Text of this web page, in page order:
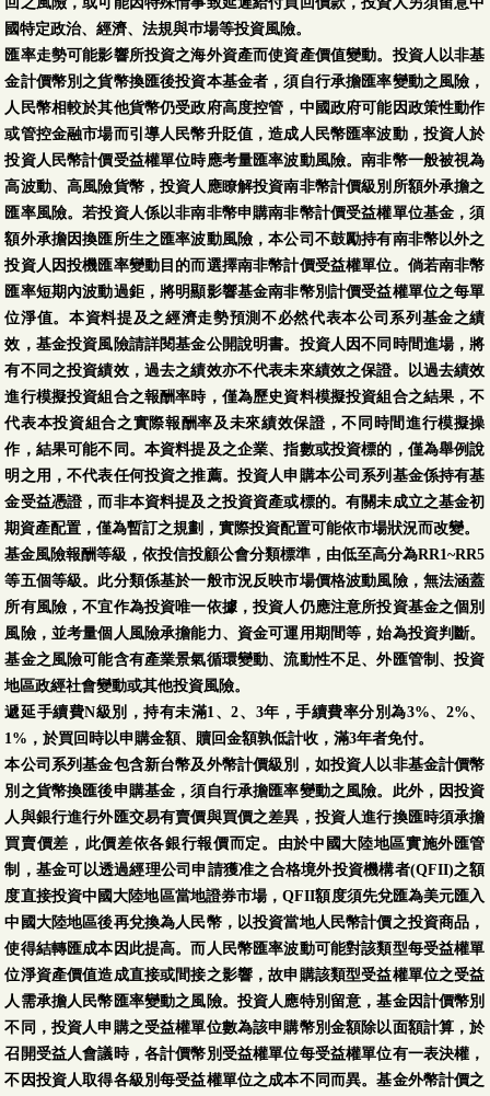
國特定政治、經濟、法規與巿場等投資風險。
匯率走勢可能影響所投資之海外資產而使資產價值變動。投資人以非基
金計價幣別之貨幣換匯後投資本基金者，須自行承擔匯率變動之風險，
人民幣相較於其他貨幣仍受政府高度控管，中國政府可能因政策性動作
或管控金融市場而引導人民幣升貶值，造成人民幣匯率波動，投資人於
投資人民幣計價受益權單位時應考量匯率波動風險。南非幣一般被視為
高波動、高風險貨幣，投資人應瞭解投資南非幣計價級別所額外承擔之
匯率風險。若投資人係以非南非幣申購南非幣計價受益權單位基金，須
額外承擔因換匯所生之匯率波動風險，本公司不鼓勵持有南非幣以外之
投資人因投機匯率變動目的而選擇南非幣計價受益權單位。倘若南非幣
匯率短期內波動過鉅，將明顯影響基金南非幣別計價受益權單位之每單
位淨值。本資料提及之經濟走勢預測不必然代表本公司系列基金之績
效，基金投資風險請詳閱基金公開說明書。投資人因不同時間進場，將
有不同之投資績效，過去之績效亦不代表未來績效之保證。以過去績效
進行模擬投資組合之報酬率時，僅為歷史資料模擬投資組合之結果，不
代表本投資組合之實際報酬率及未來績效保證，不同時間進行模擬操
作，結果可能不同。本資料提及之企業、指數或投資標的，僅為舉例說
明之用，不代表任何投資之推薦。投資人申購本公司系列基金係持有基
金受益憑證，而非本資料提及之投資資產或標的。有關未成立之基金初
期資產配置，僅為暫訂之規劃，實際投資配置可能依市場狀況而改變。
基金風險報酬等級，依投信投顧公會分類標準，由低至高分為RR1~RR5
等五個等級。此分類係基於一般市況反映市場價格波動風險，無法涵蓋
所有風險，不宜作為投資唯一依據，投資人仍應注意所投資基金之個別
風險，並考量個人風險承擔能力、資金可運用期間等，始為投資判斷。
基金之風險可能含有產業景氣循環變動、流動性不足、外匯管制、投資
地區政經社會變動或其他投資風險。
遞延手續費N級別，持有未滿1、2、3年，手續費率分別為3%、2%、
1%，於買回時以申購金額、贖回金額孰低計收，滿3年者免付。
本公司系列基金包含新台幣及外幣計價級別，如投資人以非基金計價幣
別之貨幣換匯後申購基金，須自行承擔匯率變動之風險。此外，因投資
人與銀行進行外匯交易有賣價與買價之差異，投資人進行換匯時須承擔
買賣價差，此價差依各銀行報價而定。由於中國大陸地區實施外匯管
制，基金可以透過經理公司申請獲准之合格境外投資機構者(QFII)之額
度直接投資中國大陸地區當地證券市場，QFII額度須先兌匯為美元匯入
中國大陸地區後再兌換為人民幣，以投資當地人民幣計價之投資商品，
使得結轉匯成本因此提高。而人民幣匯率波動可能對該類型每受益權單
位淨資產價值造成直接或間接之影響，故申購該類型受益權單位之受益
人需承擔人民幣匯率變動之風險。投資人應特別留意，基金因計價幣別
不同，投資人申購之受益權單位數為該申購幣別金額除以面額計算，於
召開受益人會議時，各計價幣別受益權單位每受益權單位有一表決權，
不因投資人取得各級別每受益權單位之成本不同而異。基金外幣計價之